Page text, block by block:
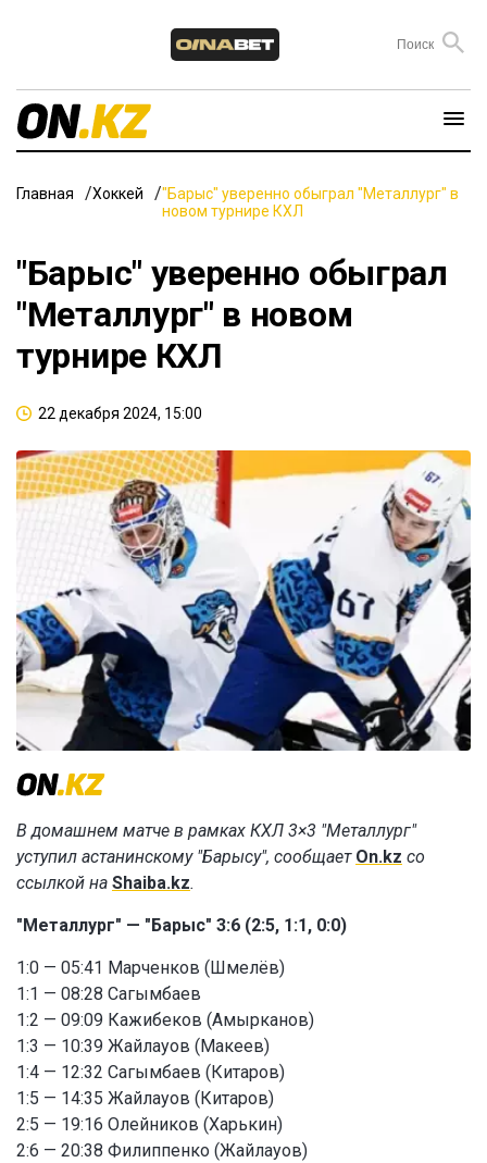
Главная Хоккей
"Барыс" уверенно обыграл "Металлург" в
новом турнире КХЛ
"Барыс" уверенно обыграл
"Металлург" в новом
турнире КХЛ
22 декабря 2024, 15:00
В домашнем матче в рамках КХЛ 3×3 "Металлург"
уступил астанинскому "Барысу", сообщает On.kz со
ссылкой на Shaiba.kz.
"Металлург" — "Барыс" 3:6 (2:5, 1:1, 0:0)
1:0 — 05:41 Марченков (Шмелёв)
1:1 — 08:28 Сагымбаев
1:2 — 09:09 Кажибеков (Амырканов)
1:3 — 10:39 Жайлауов (Макеев)
1:4 — 12:32 Сагымбаев (Китаров)
1:5 — 14:35 Жайлауов (Китаров)
2:5 — 19:16 Олейников (Харькин)
2:6 — 20:38 Филиппенко (Жайлауов)